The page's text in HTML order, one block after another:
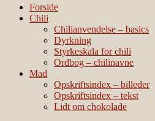
Forside
Chili
Chilianvendelse – basics
Dyrkning
Styrkeskala for chili
Ordbog – chilinavne
Mad
Opskriftsindex – billeder
Opskriftsindex – tekst
Lidt om chokolade